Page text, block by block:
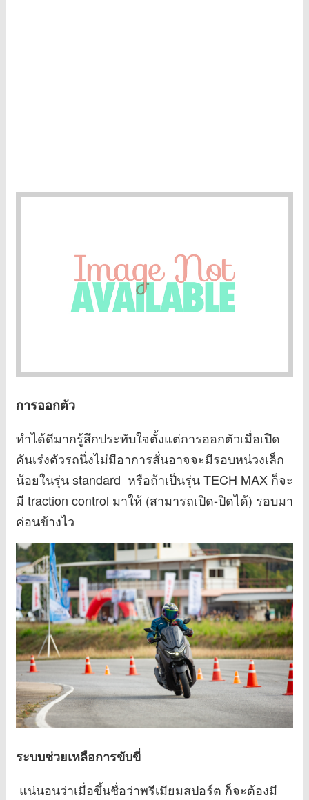
การออกตัว
ทำได้ดีมากรู้สึกประทับใจตั้งแต่การออกตัวเมื่อเปิด
คันเร่งตัวรถนิ่งไม่มีอาการสั่นอาจจะมีรอบหน่วงเล็ก
น้อยในรุ่น standard หรือถ้าเป็นรุ่น TECH MAX ก็จะ
มี traction control มาให้ (สามารถเปิด-ปิดได้) รอบมา
ค่อนข้างไว
ระบบช่วยเหลือการขับขี่
แน่นอนว่าเมื่อขึ้นชื่อว่าพรีเมียมสปอร์ต ก็จะต้องมี